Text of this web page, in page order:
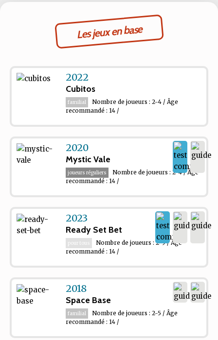
Les jeux en base
2022
Cubitos
familial
Nombre de joueurs : 2-4 / Âge
recommandé : 14 /
2020
Mystic Vale
joueurs réguliers
Nombre de joueurs : 2-4 / Âge
recommandé : 14 /
2023
Ready Set Bet
pour tous
Nombre de joueurs : 2-9 / Âge
recommandé : 14 /
2018
Space Base
familial
Nombre de joueurs : 2-5 / Âge
recommandé : 14 /